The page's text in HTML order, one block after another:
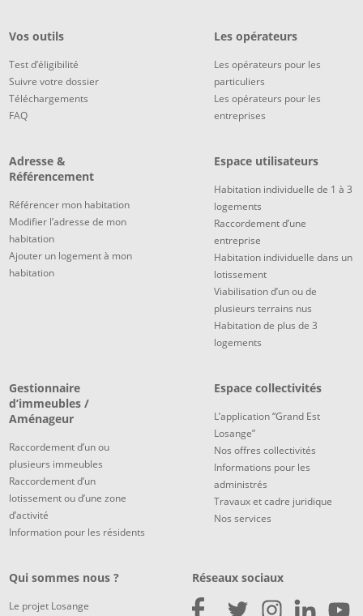
Vos outils
Test d’éligibilité
Suivre votre dossier
Téléchargements
FAQ
Les opérateurs
Les opérateurs pour les
particuliers
Les opérateurs pour les
entreprises
Adresse &
Référencement
Référencer mon habitation
Modifier l’adresse de mon
habitation
Ajouter un logement à mon
habitation
Espace utilisateurs
Habitation individuelle de 1 à 3
logements
Raccordement d’une
entreprise
Habitation individuelle dans un
lotissement
Viabilisation d’un ou de
plusieurs terrains nus
Habitation de plus de 3
logements
Gestionnaire
d’immeubles /
Aménageur
Raccordement d’un ou
plusieurs immeubles
Raccordement d’un
lotissement ou d’une zone
d’activité
Information pour les résidents
Espace collectivités
L’application “Grand Est
Losange”
Nos offres collectivités
Informations pour les
administrés
Travaux et cadre juridique
Nos services
Qui sommes nous ?
Le projet Losange
Réseaux sociaux